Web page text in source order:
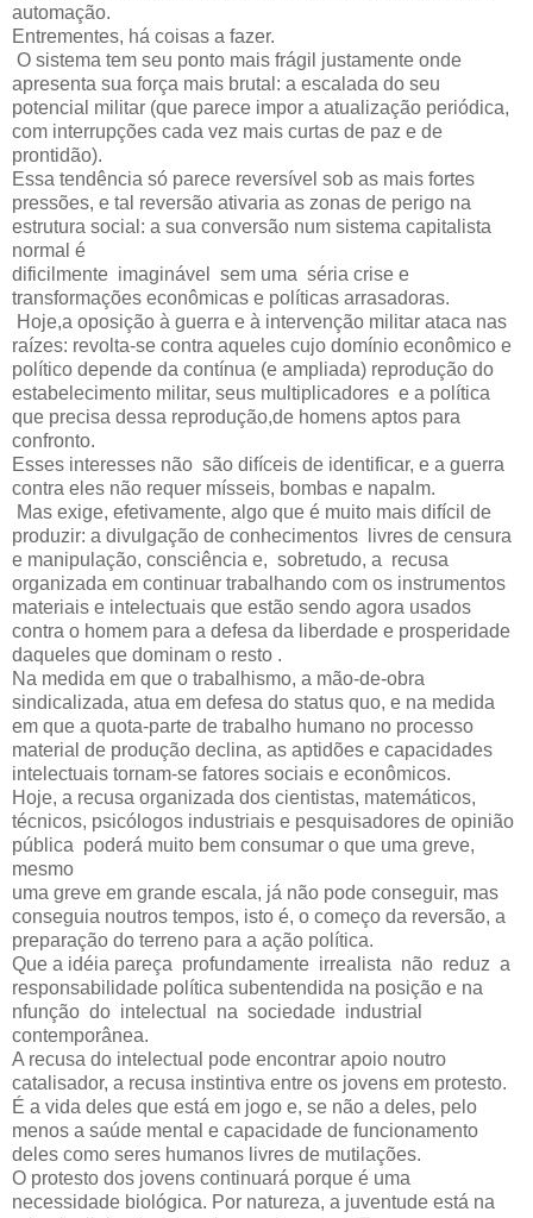
automação.
Entrementes, há coisas a fazer.
O sistema tem seu ponto mais frágil justamente onde
apresenta sua força mais brutal: a escalada do seu
potencial militar (que parece impor a atualização periódica,
com interrupções cada vez mais curtas de paz e de
prontidão).
Essa tendência só parece reversível sob as mais fortes
pressões, e tal reversão ativaria as zonas de perigo na
estrutura social: a sua conversão num sistema capitalista
normal é
dificilmente imaginável sem uma séria crise e
transformações econômicas e políticas arrasadoras.
Hoje,a oposição à guerra e à intervenção militar ataca nas
raízes: revolta-se contra aqueles cujo domínio econômico e
político depende da contínua (e ampliada) reprodução do
estabelecimento militar, seus multiplicadores e a política
que precisa dessa reprodução,de homens aptos para
confronto.
Esses interesses não são difíceis de identificar, e a guerra
contra eles não requer mísseis, bombas e napalm.
Mas exige, efetivamente, algo que é muito mais difícil de
produzir: a divulgação de conhecimentos livres de censura
e manipulação, consciência e, sobretudo, a recusa
organizada em continuar trabalhando com os instrumentos
materiais e intelectuais que estão sendo agora usados
contra o homem para a defesa da liberdade e prosperidade
daqueles que dominam o resto .
Na medida em que o trabalhismo, a mão-de-obra
sindicalizada, atua em defesa do status quo, e na medida
em que a quota-parte de trabalho humano no processo
material de produção declina, as aptidões e capacidades
intelectuais tornam-se fatores sociais e econômicos.
Hoje, a recusa organizada dos cientistas, matemáticos,
técnicos, psicólogos industriais e pesquisadores de opinião
pública poderá muito bem consumar o que uma greve,
mesmo
uma greve em grande escala, já não pode conseguir, mas
conseguia noutros tempos, isto é, o começo da reversão, a
preparação do terreno para a ação política.
Que a idéia pareça profundamente irrealista não reduz a
responsabilidade política subentendida na posição e na
nfunção do intelectual na sociedade industrial
contemporânea.
A recusa do intelectual pode encontrar apoio noutro
catalisador, a recusa instintiva entre os jovens em protesto.
É a vida deles que está em jogo e, se não a deles, pelo
menos a saúde mental e capacidade de funcionamento
deles como seres humanos livres de mutilações.
O protesto dos jovens continuará porque é uma
necessidade biológica. Por natureza, a juventude está na